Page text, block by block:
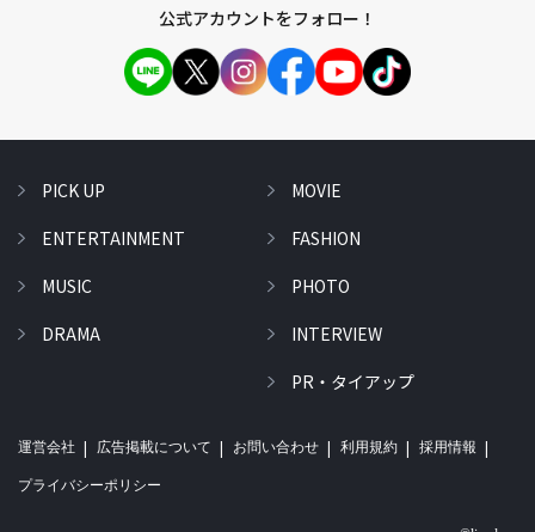
公式アカウントをフォロー！
PICK UP
ENTERTAINMENT
MUSIC
DRAMA
MOVIE
FASHION
PHOTO
INTERVIEW
PR・タイアップ
運営会社 広告掲載について お問い合わせ 利用規約 採用情報
プライバシーポリシー